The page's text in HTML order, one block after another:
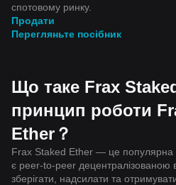
спотовому ринку.
Продати
Перегляньте посібник
Що таке Frax
принцип роботи
Ether？
Frax Staked Ether — це популярна
є peer-to-peer
зберігати, надсилати та